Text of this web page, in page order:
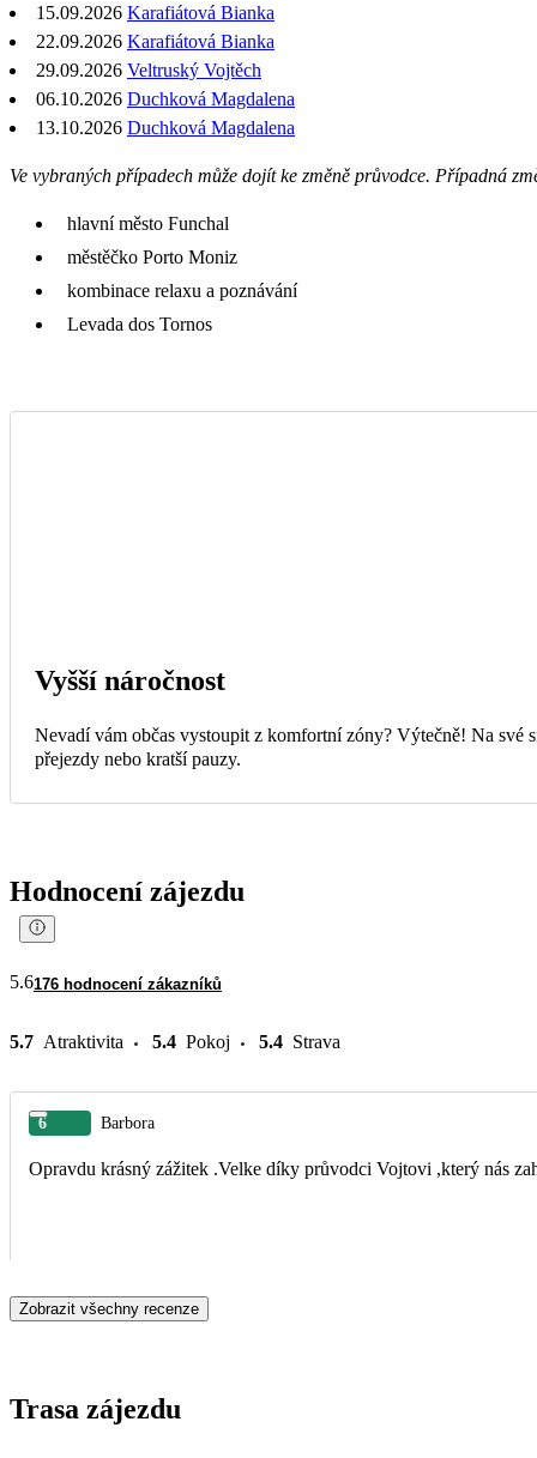
15.09.2026 Karafiátová Bianka
22.09.2026 Karafiátová Bianka
29.09.2026 Veltruský Vojtěch
06.10.2026 Duchková Magdalena
13.10.2026 Duchková Magdalena
Ve vybraných případech může dojít ke změně průvodce. Případná
hlavní město Funchal
městěčko Porto Moniz
kombinace relaxu a poznávání
Levada dos Tornos
Vyšší náročnost
Nevadí vám občas vystoupit z komfortní zóny? Výtečně! Na své
přejezdy nebo kratší pauzy.
Hodnocení zájezdu
5.6176 hodnocení zákazníků
5.7 Atraktivita 5.4 Pokoj 5.4 Strava
6 Barbora
Opravdu krásný zážitek .Velke díky průvodci Vojtovi ,který nás
Zobrazit všechny recenze
Trasa zájezdu